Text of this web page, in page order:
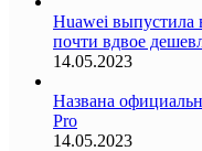
Huawei выпустила
почти вдвое
14.05.2023
Названа
Pro
14.05.2023